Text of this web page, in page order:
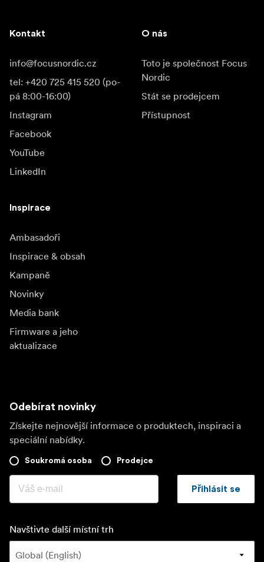
Kontakt
info@focusnordic.cz
tel: +420 725 415 520 (po-
pá 8:00-16:00)
Instagram
Facebook
YouTube
LinkedIn
O nás
Toto je společnost Focus
Nordic
Stát se prodejcem
Přístupnost
Inspirace
Ambasadoři
Inspirace & obsah
Kampaně
Novinky
Media bank
Firmware a jeho
aktualizace
Odebírat novinky
Získejte nejnovější informace o produktech, inspiraci a
speciální nabídky.
Soukromá osoba Prodejce
Přihlásit se
Navštivte další místní trh